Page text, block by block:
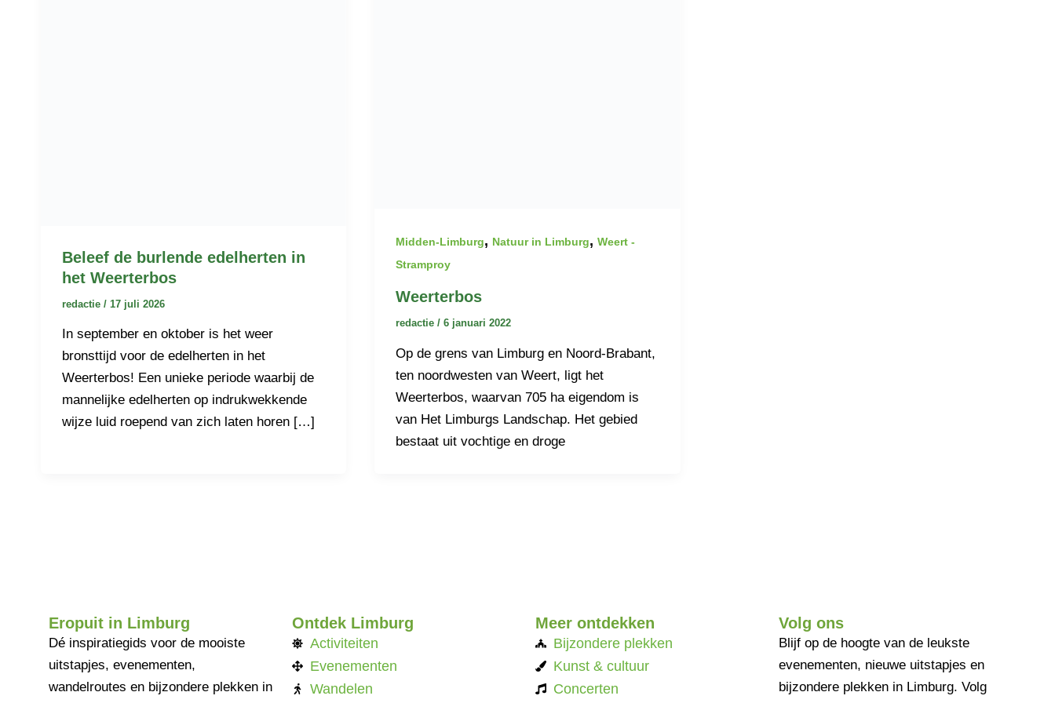
Beleef de burlende edelherten in
het Weerterbos
redactie / 17 juli 2026
In september en oktober is het weer
bronsttijd voor de edelherten in het
Weerterbos! Een unieke periode waarbij de
mannelijke edelherten op indrukwekkende
wijze luid roepend van zich laten horen […]
Midden-Limburg, Natuur in Limburg,Weert -
Stramproy
Weerterbos
redactie/6 januari 2022
Op de grens van Limburg en Noord-Brabant,
ten noordwesten van Weert, ligt het
Weerterbos, waarvan 705 ha eigendom is
van Het Limburgs Landschap. Het gebied
bestaat uit vochtige en droge
Eropuit in Limburg
Dé inspiratiegids voor de mooiste
uitstapjes, evenementen,
wandelroutes en bijzondere plekken in
Ontdek Limburg
Activiteiten
Evenementen
Wandelen
Meer ontdekken
Bijzondere plekken
Kunst & cultuur
Concerten
Volg ons
Blijf op de hoogte van de leukste
evenementen, nieuwe uitstapjes en
bijzondere plekken in Limburg. Volg